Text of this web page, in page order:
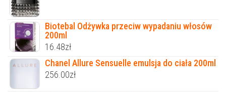
Biotebal Odżywka przeciw wypadaniu włosów
200ml
16.48zł
Chanel Allure Sensuelle emulsja do ciała 200ml
256.00zł